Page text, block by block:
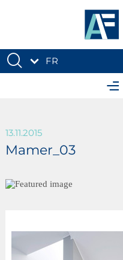
FR
13.11.2015
Mamer_03